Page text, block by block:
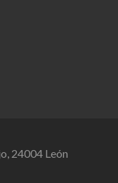
24004 León